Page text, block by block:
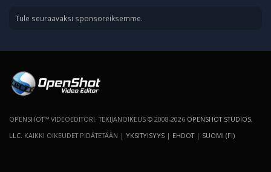
Tule seuraavaksi sponsoreiksemme.
OPENSHOT™ VIDEOEDITORI. TEKIJÄNOIKEUS © 2008-2026 OPENSHOT STUDIOS,
LLC . KAIKKI OIKEUDET PIDÄTETÄÄN | YKSITYISYYS | EHDOT| SUOMI (FI)